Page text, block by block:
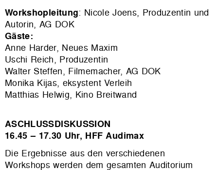
Workshopleitung: Nicole Joens, Produzentin und
Autorin, AG DOK
Gäste:
Anne Harder, Neues Maxim
Uschi Reich, Produzentin
Walter Steffen, Filmemacher, AG DOK
Monika Kijas, eksystent Verleih
Matthias Helwig, Kino Breitwand
ASCHLUSSDISKUSSION
16.45 – 17.30 Uhr, HFF Audimax
Die Ergebnisse aus den verschiedenen
Workshops werden dem gesamten Auditorium